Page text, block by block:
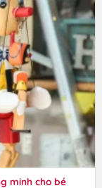
minh cho bé